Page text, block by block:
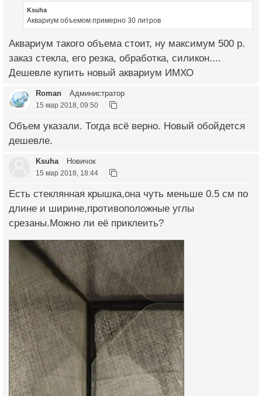
Ksuha
Аквариум объемом примерно 30 литров
Аквариум такого объема стоит, ну максимум 500 р.
заказ стекла, его резка, обработка, силикон....
Дешевле купить новый аквариум ИМХО
Roman Администратор
15 мар 2018, 09:50
Объем указали. Тогда всё верно. Новый обойдется
дешевле.
Ksuha Новичок
15 мар 2018, 18:44
Есть стеклянная крышка,она чуть меньше 0.5 см по
длине и ширине,противоположные углы
срезаны.Можно ли её приклеить?